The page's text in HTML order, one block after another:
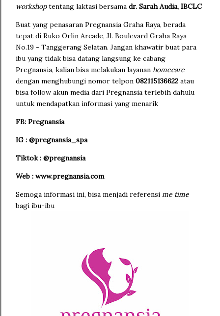
workshoptentang laktasi bersama dr. Sarah Audia, IBCLC
Buat yang penasaran Pregnansia Graha Raya, berada
tepat di Ruko Orlin Arcade, Jl. Boulevard Graha Raya
No.19 - Tanggerang Selatan. Jangan khawatir buat para
ibu yang tidak bisa datang langsung ke cabang
Pregnansia, kalian bisa melakukan layanan homecare
dengan menghubungi nomor telpon 082115136622 atau
bisa follow akun media dari Pregnansia terlebih dahulu
untuk mendapatkan informasi yang menarik
FB: Pregnansia
IG : @pregnansia_spa
Tiktok : @pregnansia
Web : www.pregnansia.com
Semoga informasi ini, bisa menjadi referensi me time
bagi ibu-ibu